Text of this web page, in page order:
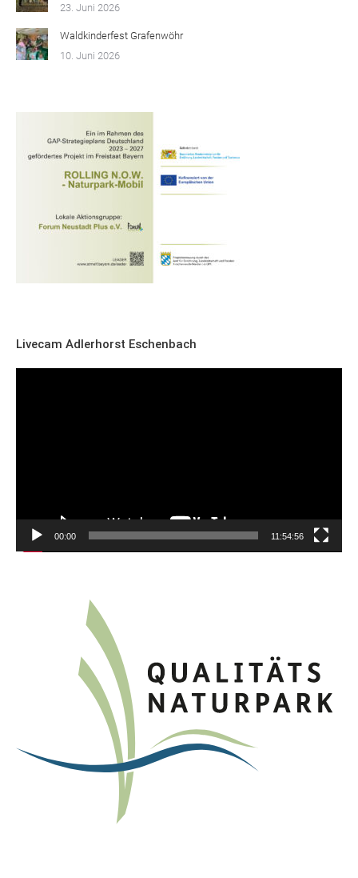
23. Juni 2026
Waldkinderfest Grafenwöhr
10. Juni 2026
Livecam Adlerhorst Eschenbach
00:00 11:54:56